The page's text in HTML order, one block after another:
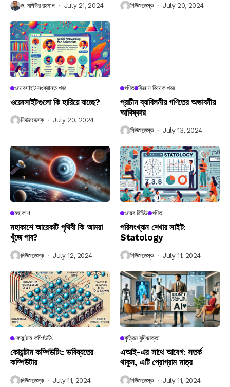
ড. মশিউর রহমান July 21, 2024 নিউজডেস্ক July 20, 2024
ওয়েবসাইট সংক্রান্ত খবর
ওয়েবসাইটগুলো কি হারিয়ে যাচ্ছে?
নিউজডেস্ক July 20, 2024
গণিত বিজ্ঞান বিষয়ক খবর
প্রাচীন ব্যাবিলনীয় গণিতের অভাবনীয়
আবিষ্কার
নিউজডেস্ক July 13, 2024
মহাকাশ
মহাকাশে আরেকটি পৃথিবী কি আমরা
খুঁজে পাব?
নিউজডেস্ক July 12, 2024
ওয়েব রিভিউ গণিত
পরিসংখ্যান শেখার সাইট:
Statology
নিউজডেস্ক July 11, 2024
কোয়ান্টাম কম্পিউটিং
কোয়ান্টাম কম্পিউটিং: ভবিষ্যতের
কম্পিউটার
নিউজডেস্ক July 11, 2024
কৃত্রিম বুদ্ধিমত্তা
এআই-এর সাথে আবেগ: সতর্ক
থাকুন, এটি প্রোগ্রাম মাত্র
নিউজডেস্ক July 11, 2024